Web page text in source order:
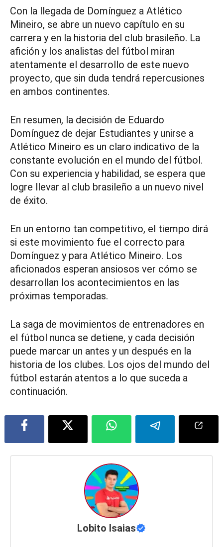
Con la llegada de Domínguez a Atlético
Mineiro, se abre un nuevo capítulo en su
carrera y en la historia del club brasileño. La
afición y los analistas del fútbol miran
atentamente el desarrollo de este nuevo
proyecto, que sin duda tendrá repercusiones
en ambos continentes.
En resumen, la decisión de Eduardo
Domínguez de dejar Estudiantes y unirse a
Atlético Mineiro es un claro indicativo de la
constante evolución en el mundo del fútbol.
Con su experiencia y habilidad, se espera que
logre llevar al club brasileño a un nuevo nivel
de éxito.
En un entorno tan competitivo, el tiempo dirá
si este movimiento fue el correcto para
Domínguez y para Atlético Mineiro. Los
aficionados esperan ansiosos ver cómo se
desarrollan los acontecimientos en las
próximas temporadas.
La saga de movimientos de entrenadores en
el fútbol nunca se detiene, y cada decisión
puede marcar un antes y un después en la
historia de los clubes. Los ojos del mundo del
fútbol estarán atentos a lo que suceda a
continuación.
Lobito Isaias